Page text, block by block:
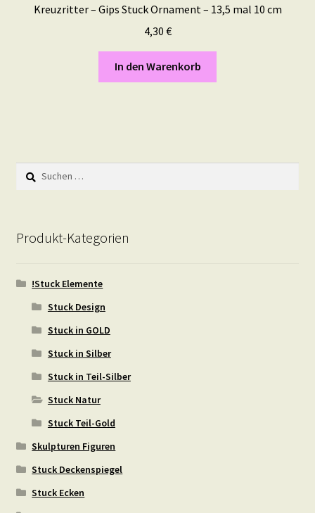
Kreuzritter – Gips Stuck Ornament – 13,5 mal 10 cm
4,30 €
In den Warenkorb
Suchen
nach:
Produkt-Kategorien
!Stuck Elemente
Stuck Design
Stuck in GOLD
Stuck in Silber
Stuck in Teil-Silber
Stuck Natur
Stuck Teil-Gold
Skulpturen Figuren
Stuck Deckenspiegel
Stuck Ecken